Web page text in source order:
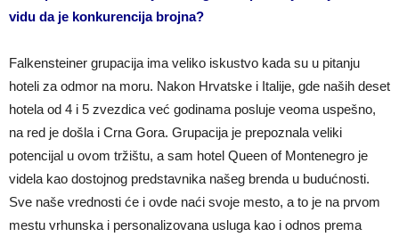
vidu da je konkurencija brojna?
Falkensteiner grupacija ima veliko iskustvo kada su u pitanju
hoteli za odmor na moru. Nakon Hrvatske i Italije, gde naših deset
hotela od 4 i 5 zvezdica već godinama posluje veoma uspešno,
na red je došla i Crna Gora. Grupacija je prepoznala veliki
potencijal u ovom tržištu, a sam hotel Queen of Montenegro je
videla kao dostojnog predstavnika našeg brenda u budućnosti.
Sve naše vrednosti će i ovde naći svoje mesto, a to je na prvom
mestu vrhunska i personalizovana usluga kao i odnos prema